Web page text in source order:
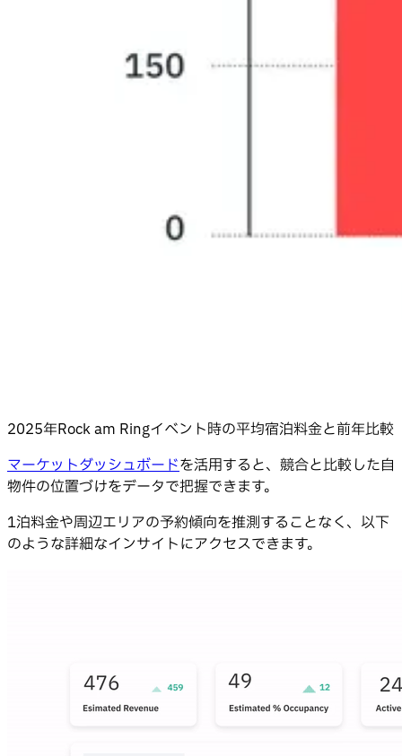
2025年Rock am Ringイベント時の平均宿泊料金と前年比較
マーケットダッシュボードを活用すると、競合と比較した自
物件の位置づけをデータで把握できます。
1泊料金や周辺エリアの予約傾向を推測することなく、以下
のような詳細なインサイトにアクセスできます。